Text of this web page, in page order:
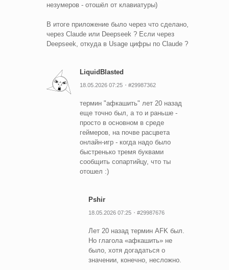
незумеров - отошёл от клавиатуры)
В итоге приложение было через что сделано,
через Claude или Deepseek ? Если через
Deepseek, откуда в Usage цифры по Claude ?
LiquidBlasted
18.05.2026 07:25 #29987362
термин "афкашить" лет 20 назад
еще точно был, а то и раньше -
просто в основном в среде
геймеров, на почве расцвета
онлайн-игр - когда надо было
быстренько тремя буквами
сообщить сопартийцу, что ты
отошел :)
Pshir
18.05.2026 07:25 #29987676
Лет 20 назад термин AFK был.
Но глагола «афкашить» не
было, хотя догадаться о
значении, конечно, несложно.